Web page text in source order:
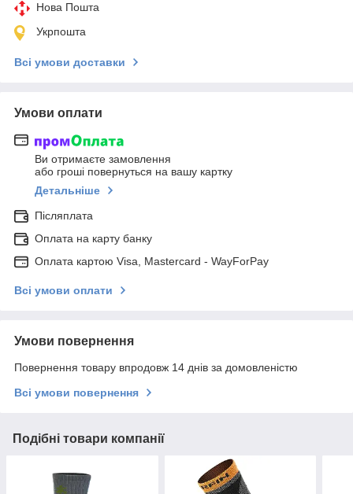
Нова Пошта
Укрпошта
Всі умови доставки
Умови оплати
Ви отримаєте замовлення
або гроші повернуться на вашу картку
Детальніше
Післяплата
Оплата на карту банку
Оплата картою Visa, Mastercard - WayForPay
Всі умови оплати
Умови повернення
Повернення товару впродовж 14 днів за домовленістю
Всі умови повернення
Подібні товари компанії